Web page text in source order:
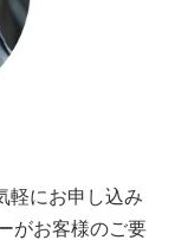
軽にお申し込み
がお客様のご要